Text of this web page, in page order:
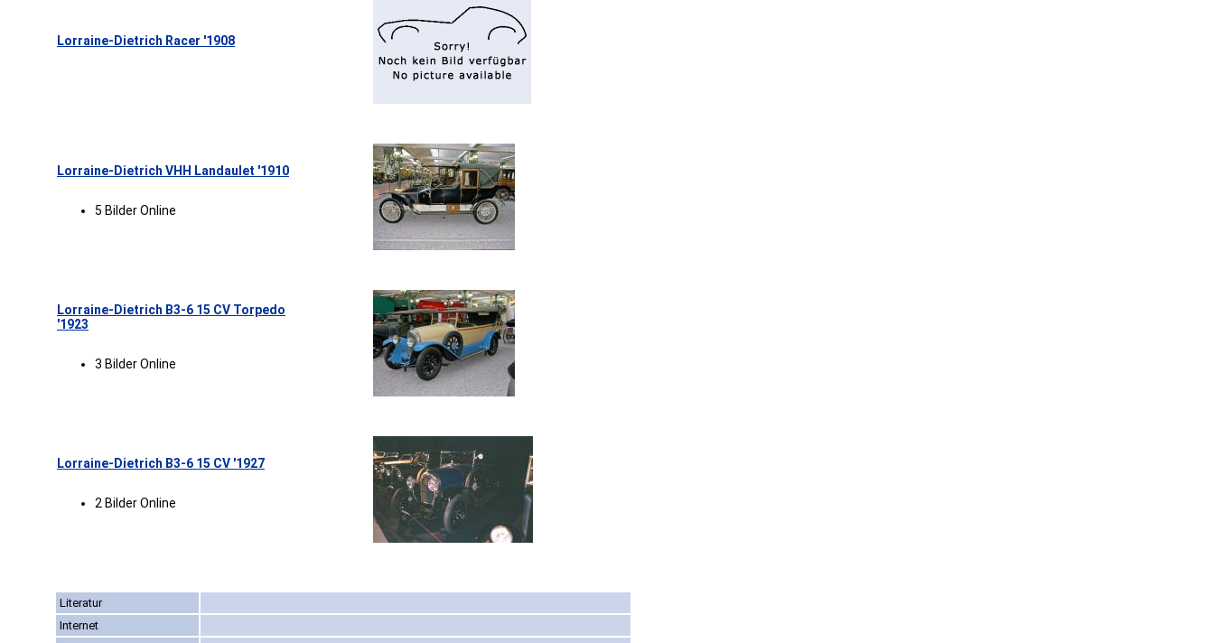
Lorraine-Dietrich Racer '1908
Lorraine-Dietrich VHH Landaulet '1910
5 Bilder Online
Lorraine-Dietrich B3-6 15 CV Torpedo
'1923
3 Bilder Online
Lorraine-Dietrich B3-6 15 CV '1927
2 Bilder Online
Literatur
Internet